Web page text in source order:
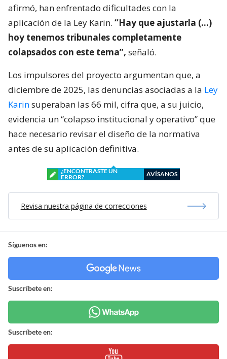
afirmó, han enfrentado dificultades con la
aplicación de la Ley Karin. “Hay que ajustarla (…)
hoy tenemos tribunales completamente
colapsados con este tema”, señaló.
Los impulsores del proyecto argumentan que, a
diciembre de 2025, las denuncias asociadas a la Ley
Karinsuperaban las 66 mil, cifra que, a su juicio,
evidencia un “colapso institucional y operativo” que
hace necesario revisar el diseño de la normativa
antes de su aplicación definitiva.
¿ENCONTRASTE UN
ERROR?
AVÍSANOS
Revisa nuestra página de correcciones
Síguenos en:
Suscríbete en:
Suscríbete en: